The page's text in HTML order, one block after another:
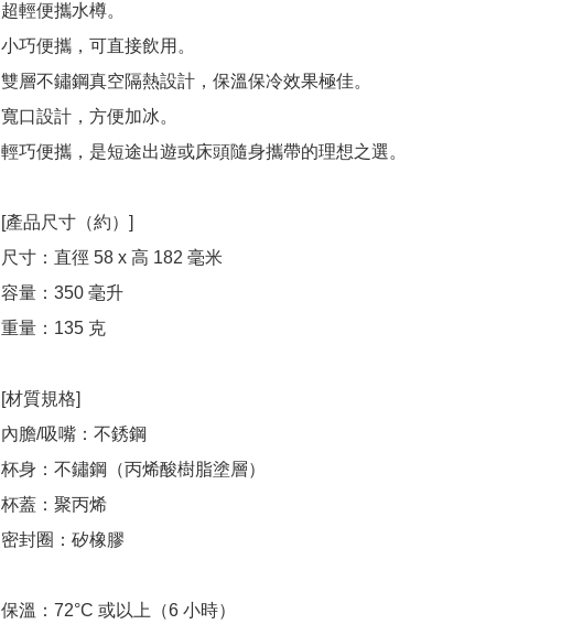
超輕便攜水樽。
小巧便攜，可直接飲用。
雙層不鏽鋼真空隔熱設計，保溫保冷效果極佳。
寬口設計，方便加冰。
輕巧便攜，是短途出遊或床頭隨身攜帶的理想之選。
[產品尺寸（約）]
尺寸：直徑 58 x 高 182 毫米
容量：350 毫升
重量：135 克
[材質規格]
內膽/吸嘴：不銹鋼
杯身：不鏽鋼（丙烯酸樹脂塗層）
杯蓋：聚丙烯
密封圈：矽橡膠
保溫：72°C 或以上（6 小時）